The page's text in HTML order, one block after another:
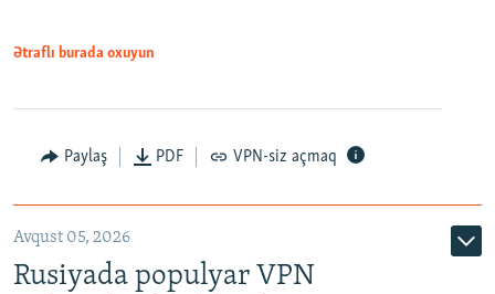
Ətraflı burada oxuyun
Paylaş PDF VPN-siz açmaq
Avqust 05, 2026
Rusiyada populyar VPN